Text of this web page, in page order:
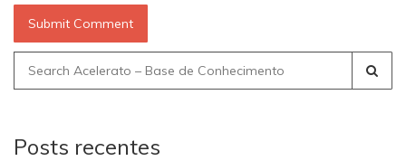
Search
for:
Posts recentes